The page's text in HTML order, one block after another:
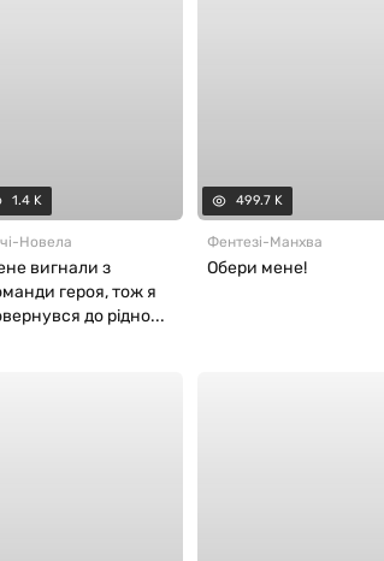
1.4 K
-Новела
вигнали з
героя, тож я
до рідно...
499.7 K
Фентезі-Манхва
Обери мене!